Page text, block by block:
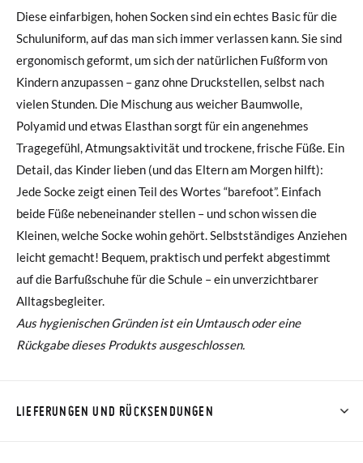
Diese einfarbigen, hohen Socken sind ein echtes Basic für die
Schuluniform, auf das man sich immer verlassen kann. Sie sind
ergonomisch geformt, um sich der natürlichen Fußform von
Kindern anzupassen – ganz ohne Druckstellen, selbst nach
vielen Stunden. Die Mischung aus weicher Baumwolle,
Polyamid und etwas Elasthan sorgt für ein angenehmes
Tragegefühl, Atmungsaktivität und trockene, frische Füße. Ein
Detail, das Kinder lieben (und das Eltern am Morgen hilft):
Jede Socke zeigt einen Teil des Wortes “barefoot”. Einfach
beide Füße nebeneinander stellen – und schon wissen die
Kleinen, welche Socke wohin gehört. Selbstständiges Anziehen
leicht gemacht! Bequem, praktisch und perfekt abgestimmt
auf die Barfußschuhe für die Schule – ein unverzichtbarer
Alltagsbegleiter.
Aus hygienischen Gründen ist ein Umtausch oder eine
Rückgabe dieses Produkts ausgeschlossen.
LIEFERUNGEN UND RÜCKSENDUNGEN